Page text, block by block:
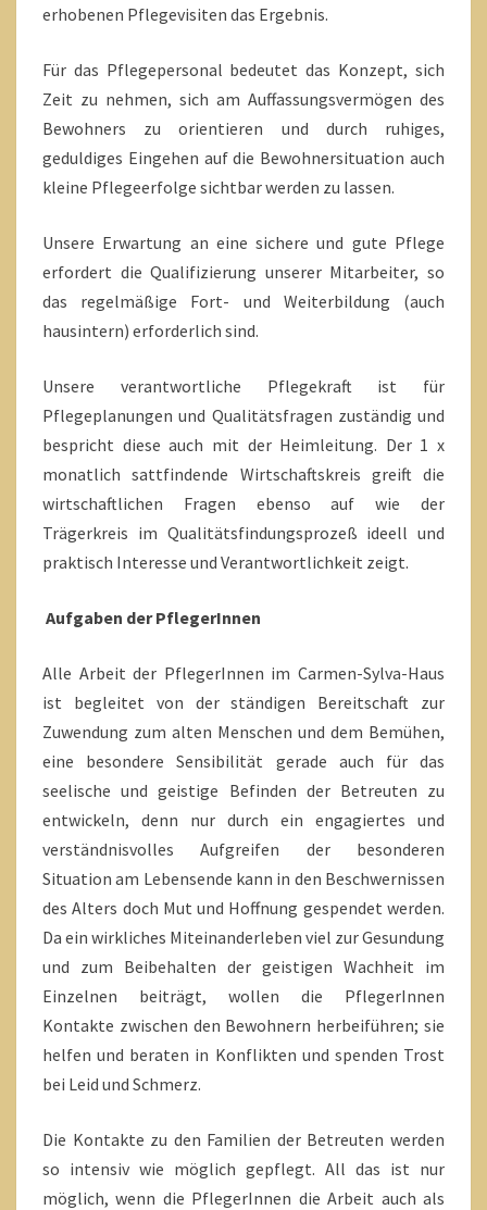
erhobenen Pflegevisiten das Ergebnis.
Für das Pflegepersonal bedeutet das Konzept, sich
Zeit zu nehmen, sich am Auffassungsvermögen des
Bewohners zu orientieren und durch ruhiges,
geduldiges Eingehen auf die Bewohnersituation auch
kleine Pflegeerfolge sichtbar werden zu lassen.
Unsere Erwartung an eine sichere und gute Pflege
erfordert die Qualifizierung unserer Mitarbeiter, so
das regelmäßige Fort- und Weiterbildung (auch
hausintern) erforderlich sind.
Unsere verantwortliche Pflegekraft ist für
Pflegeplanungen und Qualitätsfragen zuständig und
bespricht diese auch mit der Heimleitung. Der 1 x
monatlich sattfindende Wirtschaftskreis greift die
wirtschaftlichen Fragen ebenso auf wie der
Trägerkreis im Qualitätsfindungsprozeß ideell und
praktisch Interesse und Verantwortlichkeit zeigt.
Aufgaben der PflegerInnen
Alle Arbeit der PflegerInnen im Carmen-Sylva-Haus
ist begleitet von der ständigen Bereitschaft zur
Zuwendung zum alten Menschen und dem Bemühen,
eine besondere Sensibilität gerade auch für das
seelische und geistige Befinden der Betreuten zu
entwickeln, denn nur durch ein engagiertes und
verständnisvolles Aufgreifen der besonderen
Situation am Lebensende kann in den Beschwernissen
des Alters doch Mut und Hoffnung gespendet werden.
Da ein wirkliches Miteinanderleben viel zur Gesundung
und zum Beibehalten der geistigen Wachheit im
Einzelnen beiträgt, wollen die PflegerInnen
Kontakte zwischen den Bewohnern herbeiführen; sie
helfen und beraten in Konflikten und spenden Trost
bei Leid und Schmerz.
Die Kontakte zu den Familien der Betreuten werden
so intensiv wie möglich gepflegt. All das ist nur
möglich, wenn die PflegerInnen die Arbeit auch als